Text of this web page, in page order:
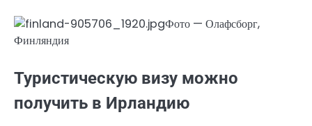
Фото — Олафсборг,
Финляндия
Туристическую визу можно
получить в Ирландию